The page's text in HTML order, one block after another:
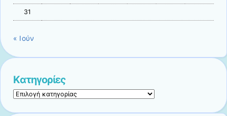
31
« Ιούν
Kατηγορίες
Kατηγορίες